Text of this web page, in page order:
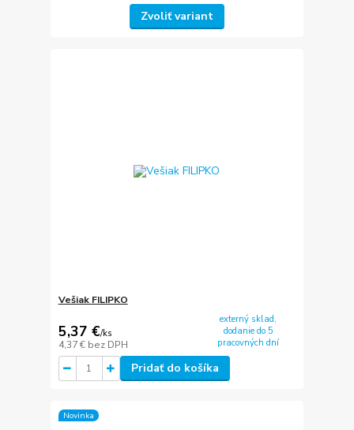
Zvoliť variant
Vešiak FILIPKO
5,37 €/ks
4,37 € bez DPH
externý sklad,
dodanie do 5
pracovných dní
Pridať do košíka
Novinka